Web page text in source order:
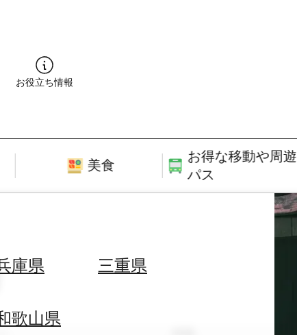
お役立ち情報
美食
お得な移動や周遊
パス
庫県 三重県
歌山県